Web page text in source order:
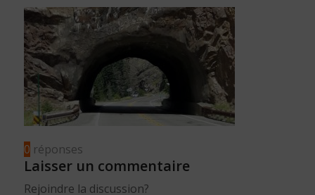
0 réponses
Laisser un commentaire
Rejoindre la discussion?